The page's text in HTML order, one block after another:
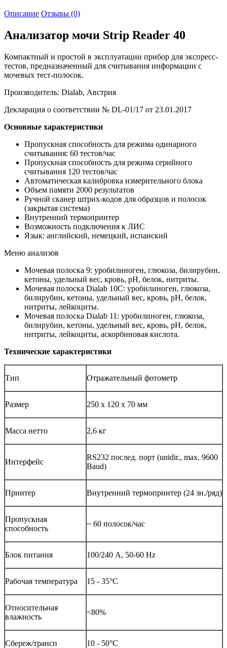
Описание Отзывы (0)
Анализатор мочи Strip Reader 40
Компактный и простой в эксплуатации прибор для экспресс-
тестов, предназначенный для считывания информации с
мочевых тест-полосок.
Производитель: Dialab, Австрия
Декларация о соответствии № DL-01/17 от 23.01.2017
Основные характеристики
Пропускная способность для режима одинарного
считывания: 60 тестов/час
Пропускная способность для режима серийного
считывания 120 тестов/час
Автоматическая калибровка измерительного блока
Объем памяти 2000 результатов
Ручной сканер штрих-кодов для образцов и полосок
(закрытая система)
Внутренний термопринтер
Возможность подключения к ЛИС
Язык: английский, немецкий, испанский
Меню анализов
Мочевая полоска 9: уробилиноген, глюкоза, билирубин,
кетоны, удельный вес, кровь, pH, белок, нитриты.
Мочевая полоска Dialab 10C: уробилиноген, глюкоза,
билирубин, кетоны, удельный вес, кровь, pH, белок,
нитриты, лейкоциты.
Мочевая полоска Dialab 11: уробилиноген, глюкоза,
билирубин, кетоны, удельный вес, кровь, pH, белок,
нитриты, лейкоциты, аскорбиновая кислота.
Технические характеристики
Тип Отражательный фотометр
Размер 250 x 120 x 70 мм
Масса нетто 2,6 кг
Интерфейс
RS232 послед. порт (unidir., max. 9600
Baud)
Принтер Внутренний термопринтер (24 зн./ряд)
Пропускная
способность
~ 60 полосок/час
Блок питания 100/240 А, 50-60 Hz
Рабочая температура 15 - 35°C
Относительная
влажность
<80%
Сбереж/трансп 10 - 50°C